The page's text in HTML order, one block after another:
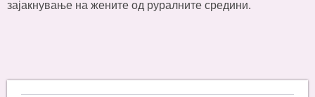
зајакнување на жените од руралните средини.